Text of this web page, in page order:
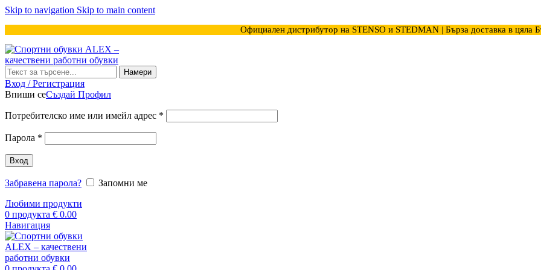
Skip to navigation Skip to main content
Официален дистрибутор на STENSO и STEDMAN | Бърза доставка в цяла
Намери
Вход / Регистрация
Впиши сеСъздай Профил
Потребителско име или имейл адрес *
Парола *
Вход
Забравена парола?
Запомни ме
Любими продукти
0 продукта € 0.00
Навигация